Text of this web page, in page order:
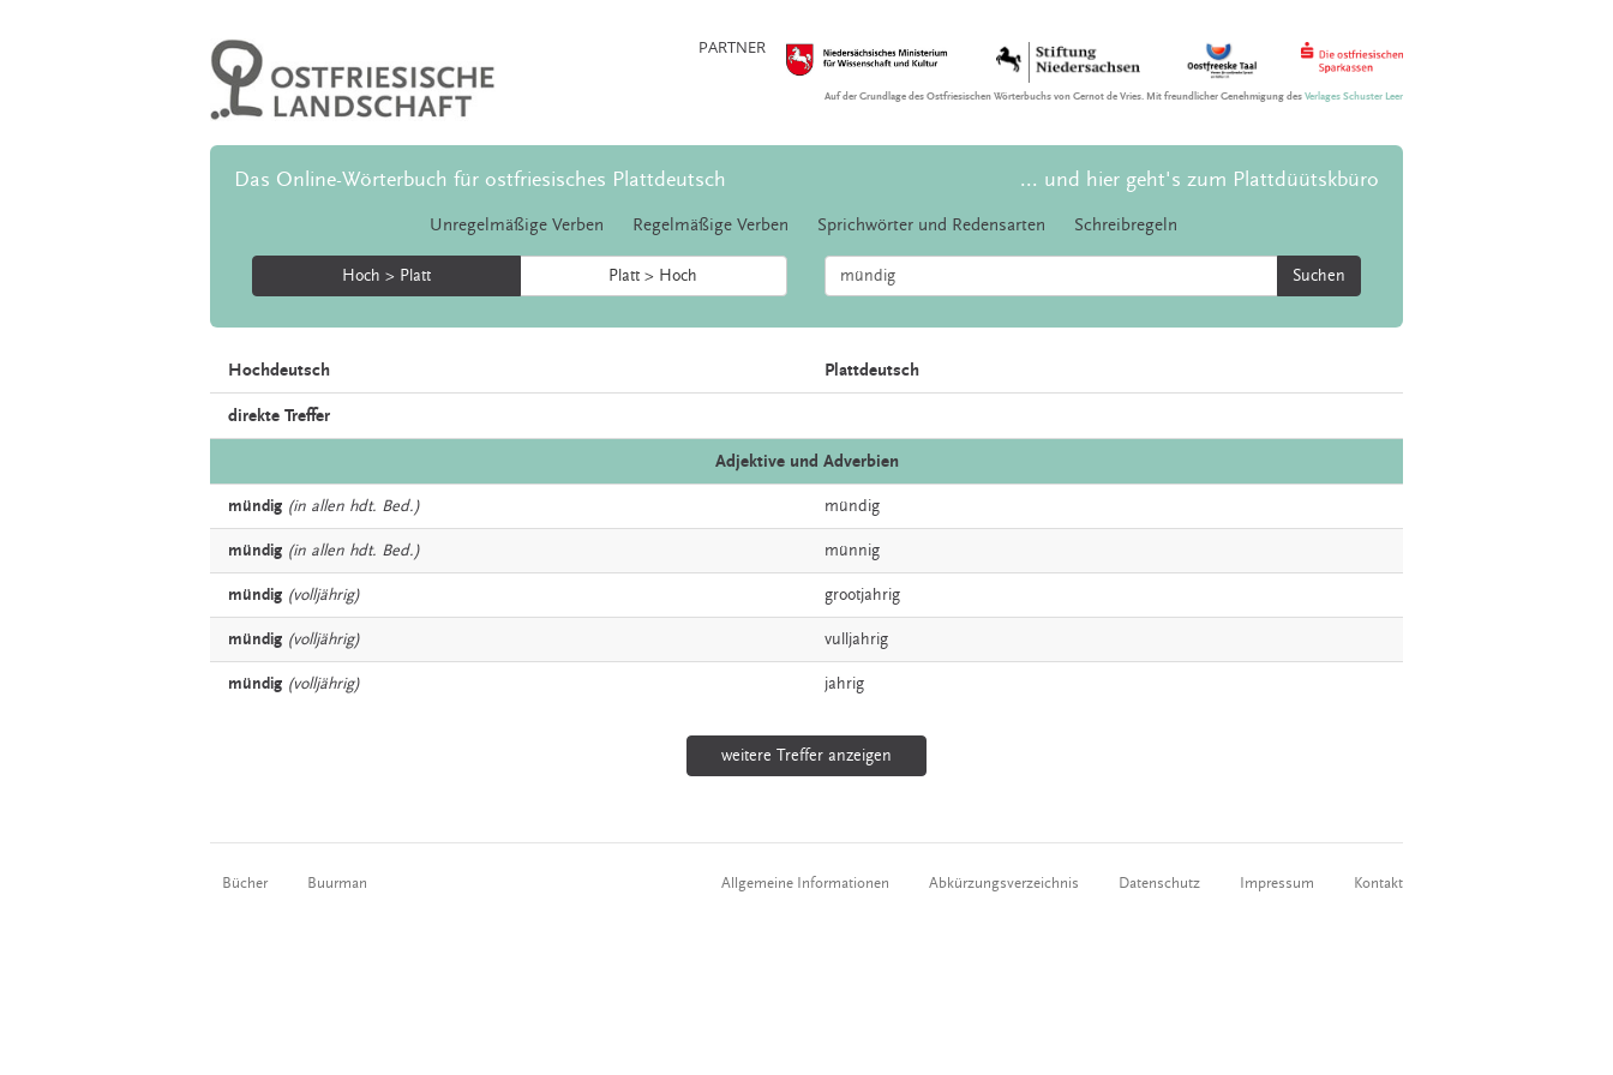
PARTNER
Auf der Grundlage des Ostfriesischen Wörterbuchs von Gernot de Vries. Mit freundlicher Genehmigung desVerlages Schuster Leer
Das Online-Wörterbuch für ostfriesisches Plattdeutsch ... und hier geht's zum Plattdüütskbüro
Unregelmäßige Verben Regelmäßige Verben Sprichwörter und Redensarten Schreibregeln
Hoch > Platt Platt > Hoch Suchen
Hochdeutsch Plattdeutsch
direkte Treffer
Adjektive und Adverbien
mündig (in allen hdt. Bed.) mündig
mündig (in allen hdt. Bed.) münnig
mündig (volljährig) grootjahrig
mündig (volljährig) vulljahrig
mündig (volljährig) jahrig
weitere Treffer anzeigen
Bücher Buurman Allgemeine Informationen Abkürzungsverzeichnis Datenschutz Impressum Kontakt